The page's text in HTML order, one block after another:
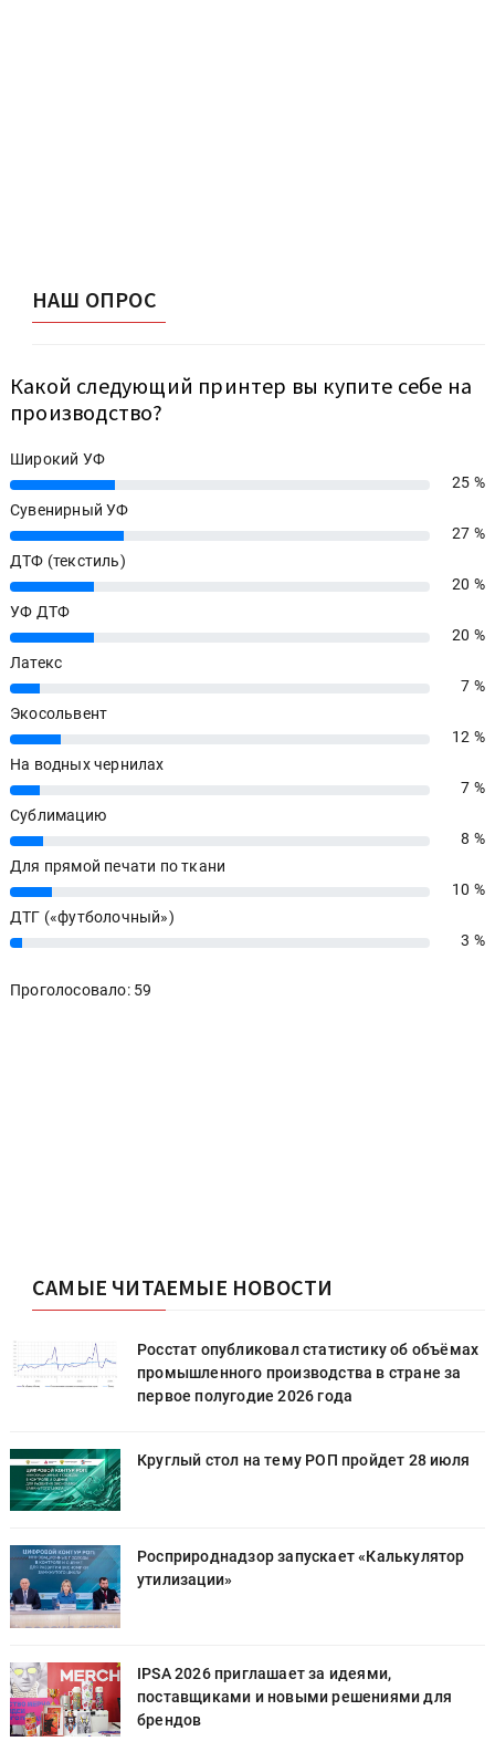
НАШ ОПРОС
Какой следующий принтер вы купите себе на
производство?
Широкий УФ
25%
25 %
Сувенирный УФ
27%
27 %
ДТФ (текстиль)
20%
20 %
УФ ДТФ
20%
20 %
Латекс
7%
7 %
Экосольвент
12%
12 %
На водных чернилах
7%
7 %
Сублимацию
8%
8 %
Для прямой печати по ткани
10%
10 %
ДТГ («футболочный»)
3% 3 %
Проголосовало: 59
САМЫЕ ЧИТАЕМЫЕ НОВОСТИ
Росстат опубликовал статистику об объёмах
промышленного производства в стране за
первое полугодие 2026 года
Круглый стол на тему РОП пройдет 28 июля
Росприроднадзор запускает «Калькулятор
утилизации»
IPSA 2026 приглашает за идеями,
поставщиками и новыми решениями для
брендов